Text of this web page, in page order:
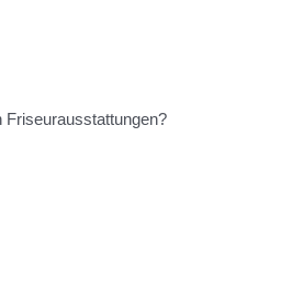
Friseurausstattungen?